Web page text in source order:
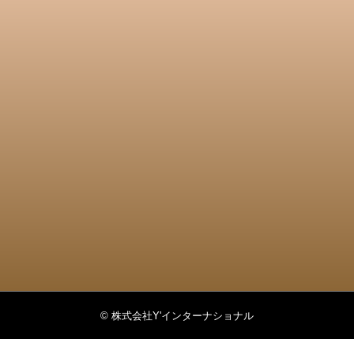
© 株式会社Y'インターナショナル